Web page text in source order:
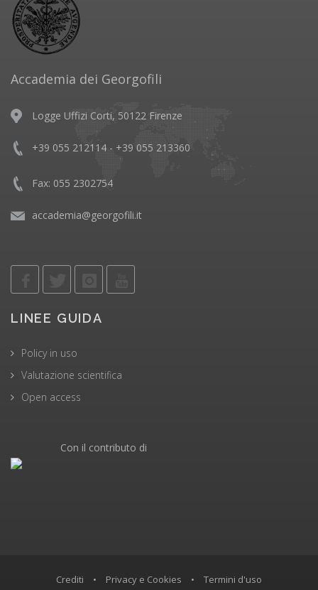
Accademia dei Georgofili
Logge Uffizi Corti, 50122 Firenze
+39 055 212114 - +39 055 213360
Fax: 055 2302754
accademia@georgofili.it
LINEE GUIDA
Policy in uso
Valutazione scientifica
Open access
Con il contributo di
Crediti • Privacy e Cookies • Termini d'uso